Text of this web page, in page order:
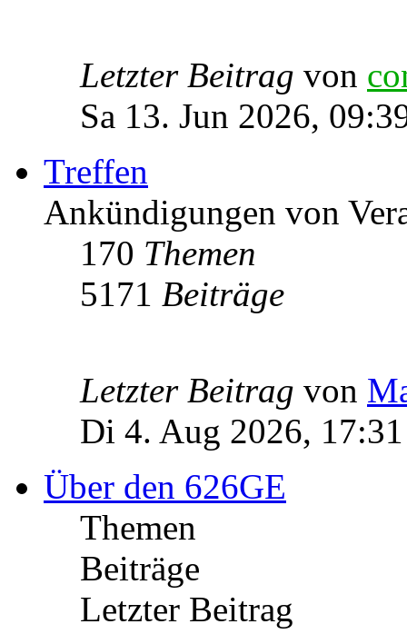
Letzter Beitrag von
Sa 13. Jun 2026,
Treffen
Ankündigungen von
170 Themen
5171 Beiträge
Letzter Beitrag von
Di 4. Aug 2026, 17:31
Über den 626GE
Themen
Beiträge
Letzter Beitrag